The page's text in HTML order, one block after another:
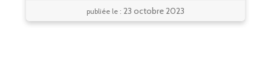
publiée le : 23 octobre 2023